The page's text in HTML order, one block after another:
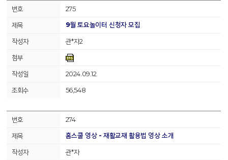
275
9월 토요놀이터 신청자 모집
관*자2
2024.09.12
56,548
274
홈스쿨 영상 - 재활교재 활용법 영상 소개
관*자